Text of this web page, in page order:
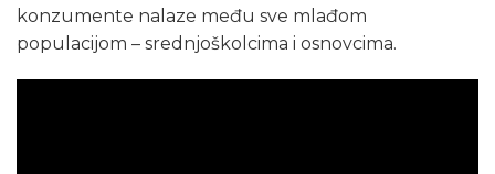
konzumente nalaze među sve mlađom
populacijom – srednjoškolcima i osnovcima.